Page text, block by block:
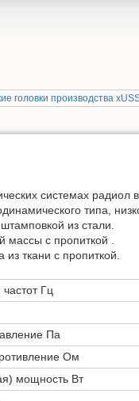
головки производства
системах радиол
типа,
из стали.
массы с пропиткой .
ткани с пропиткой.
Гц
Па
Ом
мощность Вт